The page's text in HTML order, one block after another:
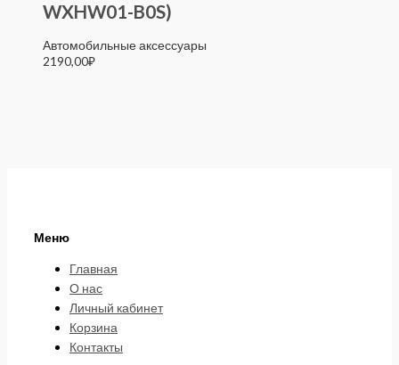
WXHW01-B0S)
Автомобильные аксессуары
2190,00₽
Меню
Главная
О нас
Личный кабинет
Корзина
Контакты